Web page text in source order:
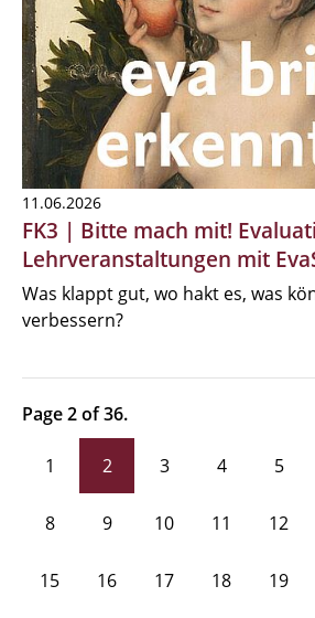
11.06.2026
FK3 | Bitte mach mit!
Lehrveranstaltungen mit
Was klappt gut, wo hakt es, was
verbessern?
Page 2 of 36.
1 2 3 4 5
8 9 10 11 12
15 16 17 18 19